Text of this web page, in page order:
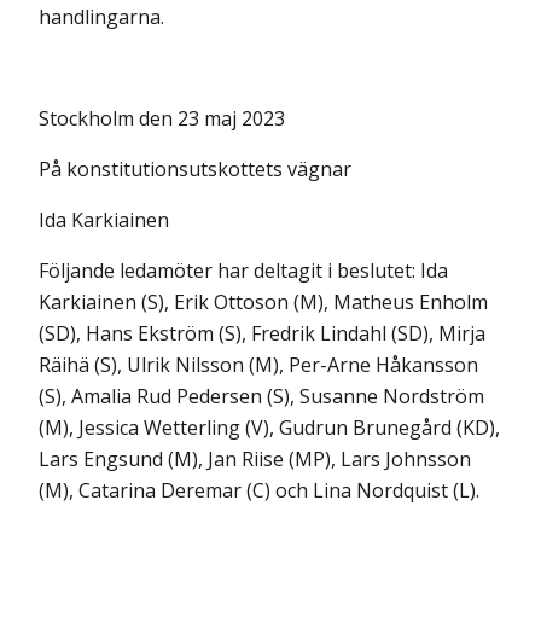
handlingarna.
Stockholm den 23 maj 2023
På konstitutionsutskottets vägnar
Ida Karkiainen
Följande ledamöter har deltagit i beslutet: Ida
Karkiainen (S), Erik Ottoson (M), Matheus Enholm
(SD), Hans Ekström (S), Fredrik Lindahl (SD), Mirja
Räihä (S), Ulrik Nilsson (M), Per-Arne Håkansson
(S), Amalia Rud Pedersen (S), Susanne Nordström
(M), Jessica Wetterling (V), Gudrun Brunegård (KD),
Lars Engsund (M), Jan Riise (MP), Lars Johnsson
(M), Catarina Deremar (C) och Lina Nordquist (L).